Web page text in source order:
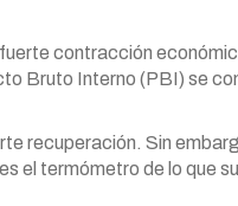
contracción
Bruto Interno (PBI) se
recuperación. Sin
el termómetro de lo que